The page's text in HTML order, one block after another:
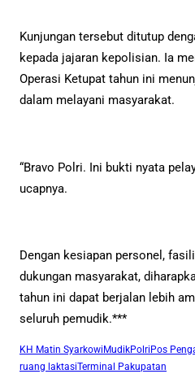
Kunjungan tersebut ditutup
kepada jajaran kepolisian. Ia
Operasi Ketupat tahun ini
dalam melayani masyarakat.
“Bravo Polri. Ini bukti nyata
ucapnya.
Dengan kesiapan personel,
dukungan masyarakat,
tahun ini dapat berjalan lebih
seluruh pemudik.***
KH Matin Syarkowi MudikPolri Pos
ruang laktasiTerminal Pakupatan